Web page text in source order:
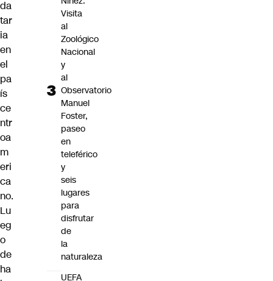
da
tar
ia
en
el
pa
ís
ce
ntr
oa
m
eri
ca
no.
Lu
eg
o
de
ha
Visita
al
Zoológico
Nacional
y
al
Observatorio
Manuel
Foster,
paseo
en
teleférico
y
seis
lugares
para
disfrutar
de
la
naturaleza
UEFA